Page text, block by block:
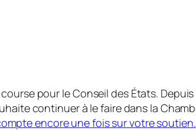
pour le Conseil des États.
continuer à le faire dans la
encore une fois sur votre soutien.